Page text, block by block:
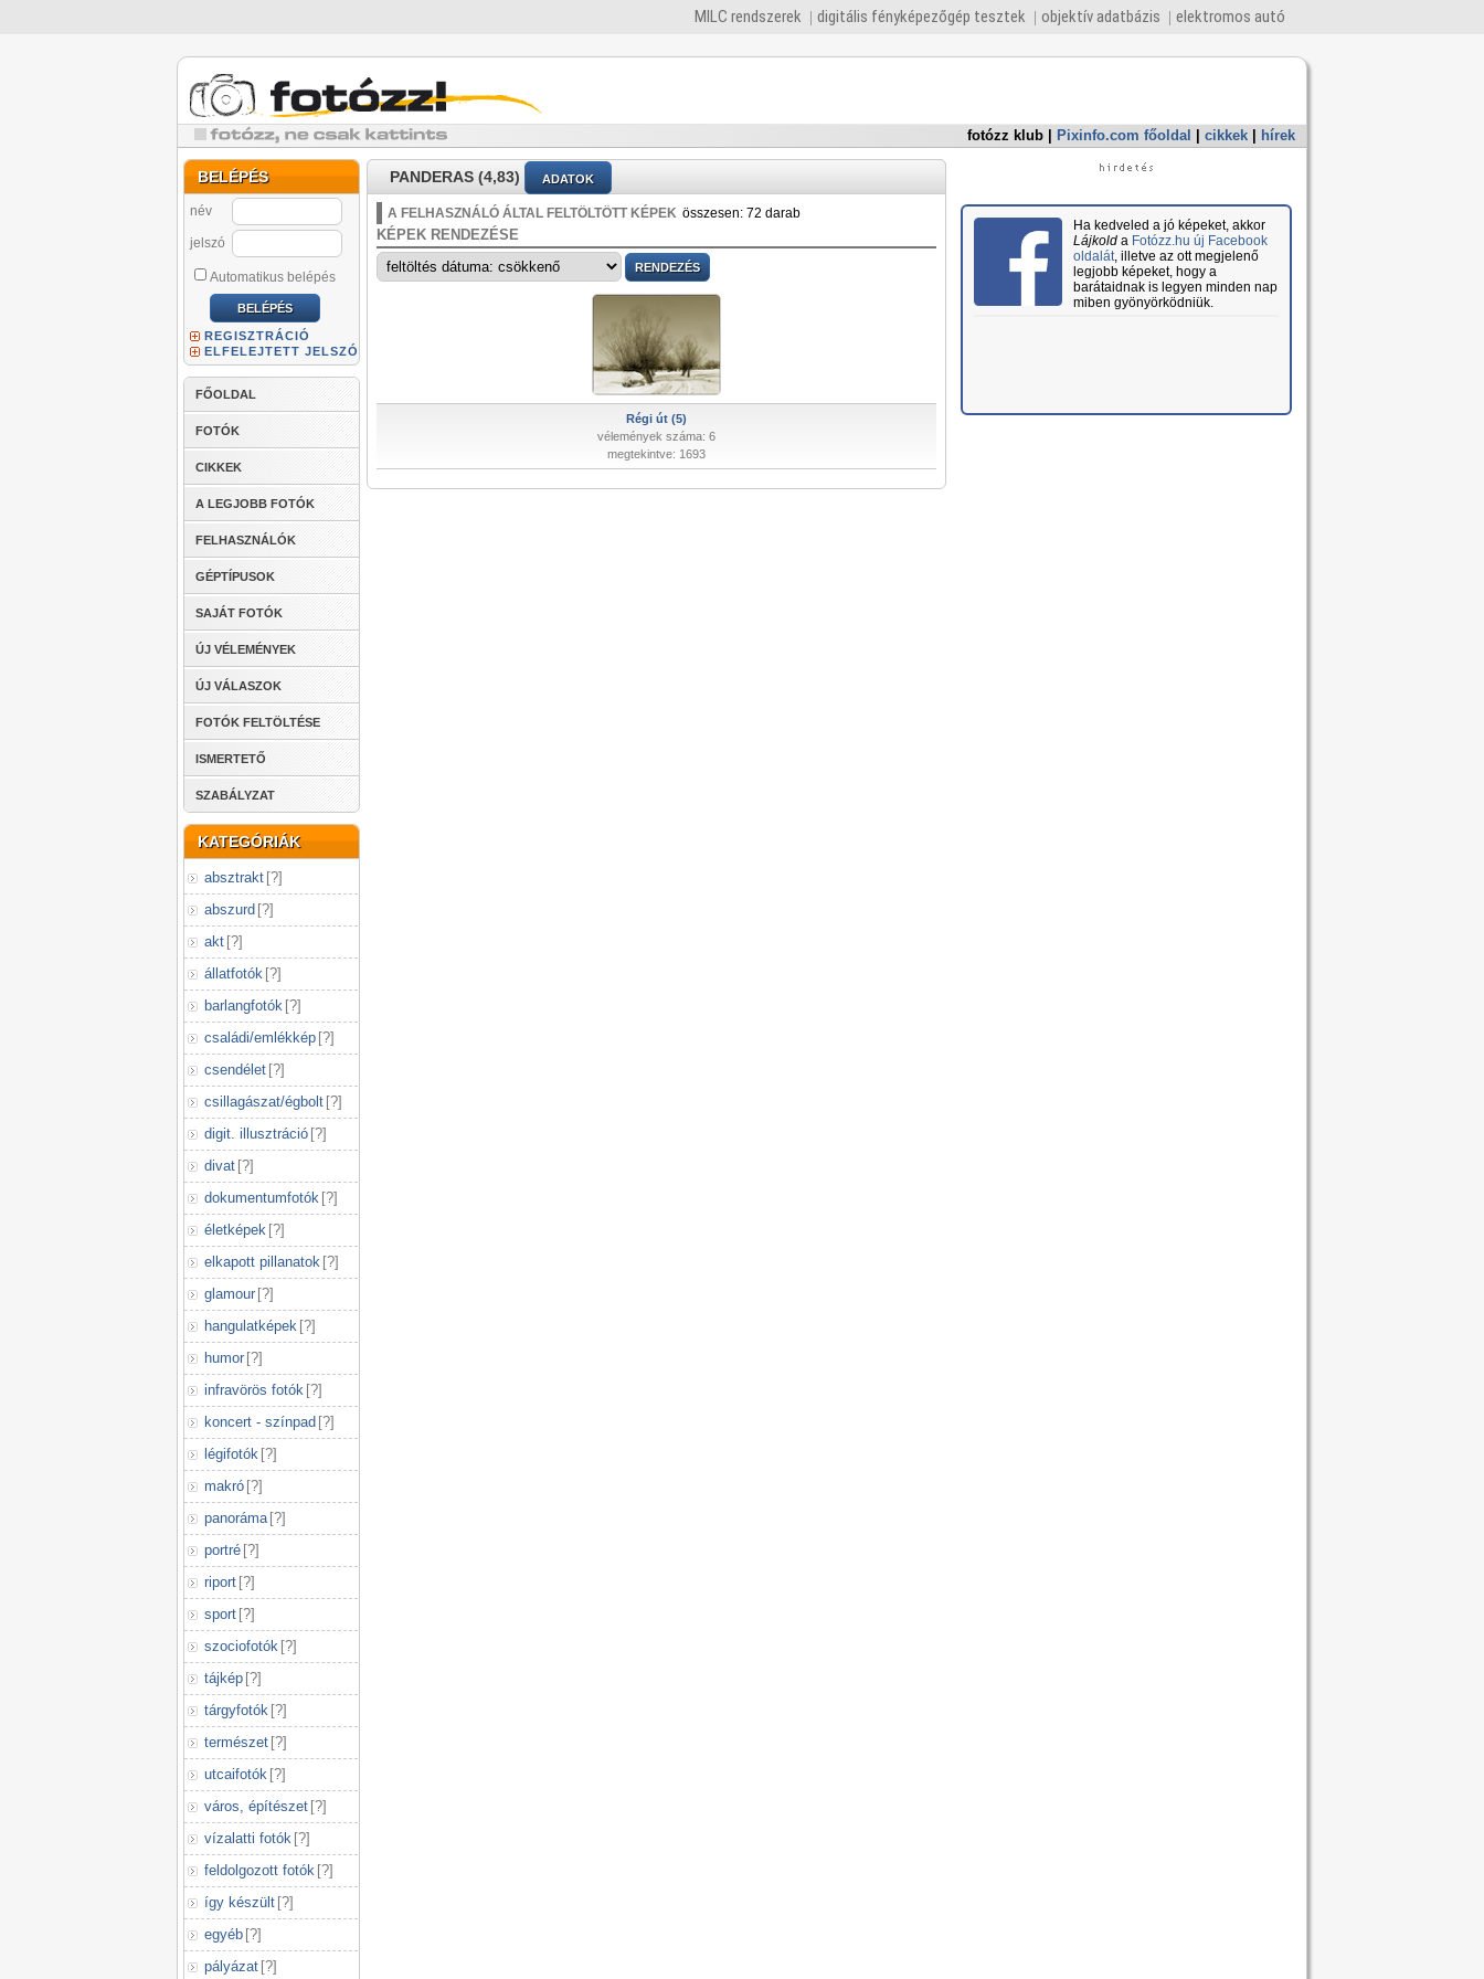
MILC rendszerek digitális fényképezőgép tesztek objektív adatbázis elektromos autó
fotózz klub Pixinfo.com főoldal cikkek hírek
BELÉPÉS
név
jelszó
Automatikus belépés
REGISZTRÁCIÓ
ELFELEJTETT JELSZÓ
FŐOLDAL
FOTÓK
CIKKEK
A LEGJOBB FOTÓK
FELHASZNÁLÓK
GÉPTÍPUSOK
SAJÁT FOTÓK
ÚJ VÉLEMÉNYEK
ÚJ VÁLASZOK
FOTÓK FELTÖLTÉSE
ISMERTETŐ
SZABÁLYZAT
KATEGÓRIÁK
absztrakt [?]
abszurd [?]
akt [?]
állatfotók [?]
barlangfotók [?]
családi/emlékkép [?]
csendélet [?]
csillagászat/égbolt [?]
digit. illusztráció [?]
divat [?]
dokumentumfotók [?]
életképek [?]
elkapott pillanatok [?]
glamour [?]
hangulatképek [?]
humor [?]
infravörös fotók [?]
koncert - színpad [?]
légifotók [?]
makró [?]
panoráma [?]
portré [?]
riport [?]
sport [?]
szociofotók [?]
tájkép [?]
tárgyfotók [?]
természet [?]
utcaifotók [?]
város, építészet [?]
vízalatti fotók [?]
feldolgozott fotók [?]
így készült [?]
egyéb [?]
pályázat [?]
PANDERAS (4,83) ADATOK
A FELHASZNÁLÓ ÁLTAL FELTÖLTÖTT KÉPEK összesen: 72 darab
KÉPEK RENDEZÉSE
Régi út (5)
vélemények száma: 6
megtekintve: 1693
Ha kedveled a jó képeket, akkor
Lájkolda Fotózz.hu új Facebook
oldalát, illetve az ott megjelenő
legjobb képeket, hogy a
barátaidnak is legyen minden nap
miben gyönyörködniük.